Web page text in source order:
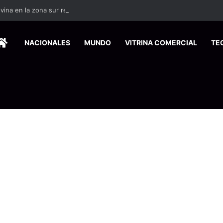
en la zona sur reactiva la alerta por mordeduras de murciélagos
HOMENACIONALES MUNDO VITRINA COMERCIAL